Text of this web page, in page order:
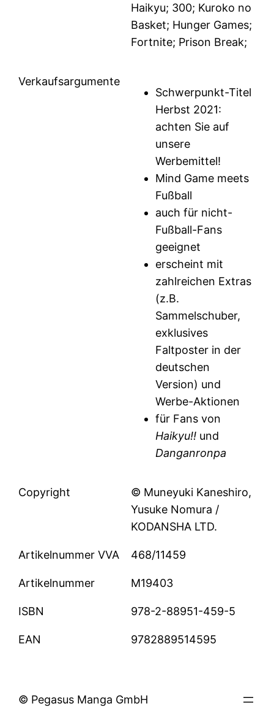
Haikyu; 300; Kuroko no
Basket; Hunger Games;
Fortnite; Prison Break;
Verkaufsargumente
Schwerpunkt-Titel
Herbst 2021:
achten Sie auf
unsere
Werbemittel!
Mind Game meets
Fußball
auch für nicht-
Fußball-Fans
geeignet
erscheint mit
zahlreichen Extras
(z.B.
Sammelschuber,
exklusives
Faltposter in der
deutschen
Version) und
Werbe-Aktionen
für Fans von
Haikyu!! und
Danganronpa
Copyright
© Muneyuki Kaneshiro,
Yusuke Nomura /
KODANSHA LTD.
Artikelnummer VVA 468/11459
Artikelnummer M19403
ISBN 978-2-88951-459-5
EAN 9782889514595
© Pegasus Manga GmbH